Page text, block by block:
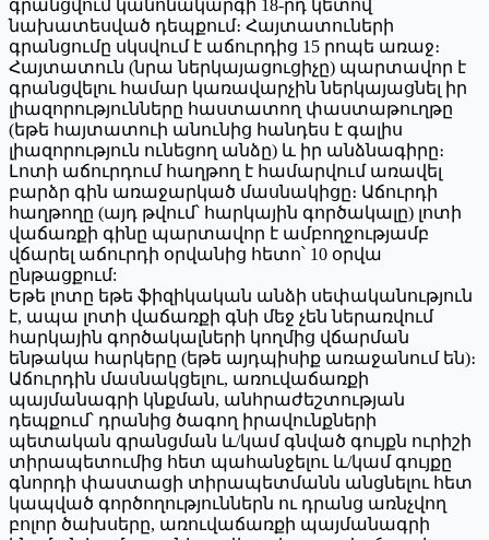
գրանցվում կանոնակարգի 18-րդ կետով
նախատեսված դեպքում։ Հայտատուների
գրանցումը սկսվում է աճուրդից 15 րոպե առաջ։
Հայտատուն (նրա ներկայացուցիչը) պարտավոր է
գրանցվելու համար կառավարչին ներկայացնել իր
լիազորությունները հաստատող փաստաթուղթը
(եթե հայտատուի անունից հանդես է գալիս
լիազորություն ունեցող անձը) և իր անձնագիրը։
Լոտի աճուրդում հաղթող է համարվում առավել
բարձր գին առաջարկած մասնակիցը։ Աճուրդի
հաղթողը (այդ թվում՝ հարկային գործակալը) լոտի
վաճառքի գինը պարտավոր է ամբողջությամբ
վճարել աճուրդի օրվանից հետո՝ 10 օրվա
ընթացքում:
Եթե լոտը եթե ֆիզիկական անձի սեփականություն
է, ապա լոտի վաճառքի գնի մեջ չեն ներառվում
հարկային գործակալների կողմից վճարման
ենթակա հարկերը (եթե այդպիսիք առաջանում են)։
Աճուրդին մասնակցելու, առուվաճառքի
պայմանագրի կնքման, անհրաժեշտության
դեպքում՝ դրանից ծագող իրավունքների
պետական գրանցման և/կամ գնված գույքն ուրիշի
տիրապետումից հետ պահանջելու և/կամ գույքը
գնորդի փաստացի տիրապետմանն անցնելու հետ
կապված գործողություններն ու դրանց առնչվող
բոլոր ծախսերը, առուվաճառքի պայմանագրի